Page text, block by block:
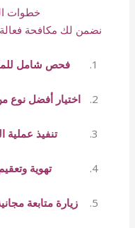
خطوات
نضمن لك مكافحة
فحص شامل
اختيار أفضل نوع
تنفيذ عملية
تهوية
زيارة متابعة